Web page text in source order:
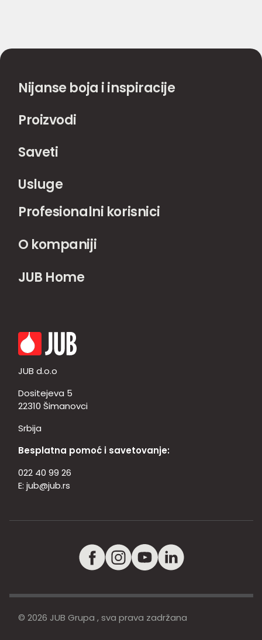
Nijanse boja i inspiracije
Proizvodi
Saveti
Usluge
Profesionalni korisnici
O kompaniji
JUB Home
JUB d.o.o
Dositejeva 5
22310 Šimanovci
Srbija
Besplatna pomoć i savetovanje:
022 40 99 26
E: jub@jub.rs
© 2026 JUB Grupa , sva prava zadržana